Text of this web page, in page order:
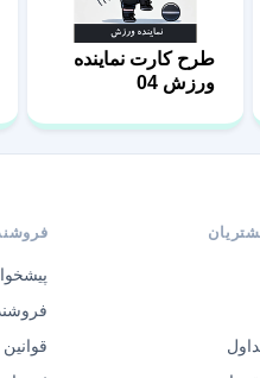
طرح کارت نماینده
ورزش 04